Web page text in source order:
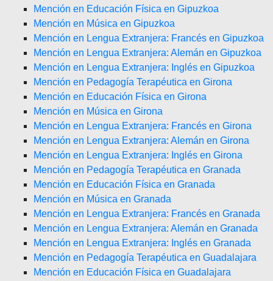
Mención en Educación Física en Gipuzkoa
Mención en Música en Gipuzkoa
Mención en Lengua Extranjera: Francés en Gipuzkoa
Mención en Lengua Extranjera: Alemán en Gipuzkoa
Mención en Lengua Extranjera: Inglés en Gipuzkoa
Mención en Pedagogía Terapéutica en Girona
Mención en Educación Física en Girona
Mención en Música en Girona
Mención en Lengua Extranjera: Francés en Girona
Mención en Lengua Extranjera: Alemán en Girona
Mención en Lengua Extranjera: Inglés en Girona
Mención en Pedagogía Terapéutica en Granada
Mención en Educación Física en Granada
Mención en Música en Granada
Mención en Lengua Extranjera: Francés en Granada
Mención en Lengua Extranjera: Alemán en Granada
Mención en Lengua Extranjera: Inglés en Granada
Mención en Pedagogía Terapéutica en Guadalajara
Mención en Educación Física en Guadalajara